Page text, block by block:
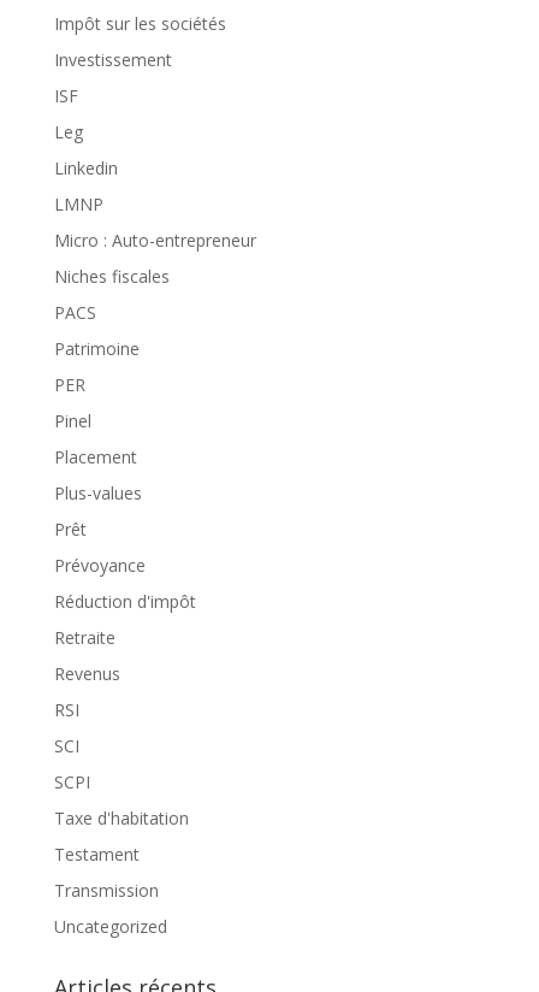
Impôt sur les sociétés
Investissement
ISF
Leg
Linkedin
LMNP
Micro : Auto-entrepreneur
Niches fiscales
PACS
Patrimoine
PER
Pinel
Placement
Plus-values
Prêt
Prévoyance
Réduction d'impôt
Retraite
Revenus
RSI
SCI
SCPI
Taxe d'habitation
Testament
Transmission
Uncategorized